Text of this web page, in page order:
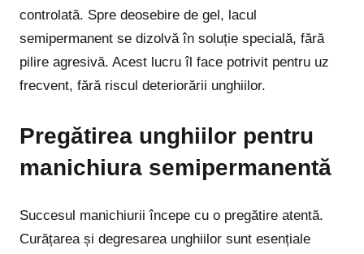
controlată. Spre deosebire de gel, lacul
semipermanent se dizolvă în soluție specială, fără
pilire agresivă. Acest lucru îl face potrivit pentru uz
frecvent, fără riscul deteriorării unghiilor.
Pregătirea unghiilor pentru
manichiura semipermanentă
Succesul manichiurii începe cu o pregătire atentă.
Curățarea și degresarea unghiilor sunt esențiale